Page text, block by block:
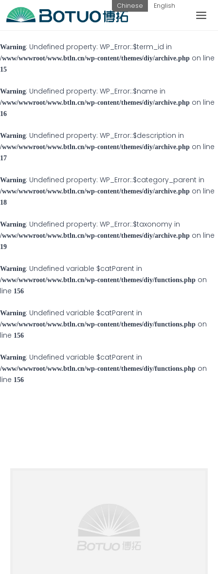
如果您遇到任何疑问，可以通过以下方式联系
0576-
价
们
Warning: Undefined property: WP_Error::$term_id in
/www/wwwroot/www.btln.cn/wp-content/themes/diy/archive.php on line
15
Warning: Undefined property: WP_Error::$name in
/www/wwwroot/www.btln.cn/wp-content/themes/diy/archive.php on line
16
Warning: Undefined property: WP_Error::$description in
/www/wwwroot/www.btln.cn/wp-content/themes/diy/archive.php on line
17
Warning: Undefined property: WP_Error::$category_parent in
/www/wwwroot/www.btln.cn/wp-content/themes/diy/archive.php on line
18
Warning: Undefined property: WP_Error::$taxonomy in
/www/wwwroot/www.btln.cn/wp-content/themes/diy/archive.php on line
19
Warning: Undefined variable $catParent in
/www/wwwroot/www.btln.cn/wp-content/themes/diy/functions.php on
line 156
Warning: Undefined variable $catParent in
/www/wwwroot/www.btln.cn/wp-content/themes/diy/functions.php on
line 156
Warning: Undefined variable $catParent in
/www/wwwroot/www.btln.cn/wp-content/themes/diy/functions.php on
line 156
Chinese English